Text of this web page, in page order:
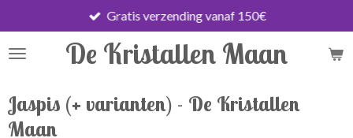
direct
naar
De Kristallen Maan
Gratis verzending vanaf 150€
Jaspis (+ varianten) - De Kristallen
Maan